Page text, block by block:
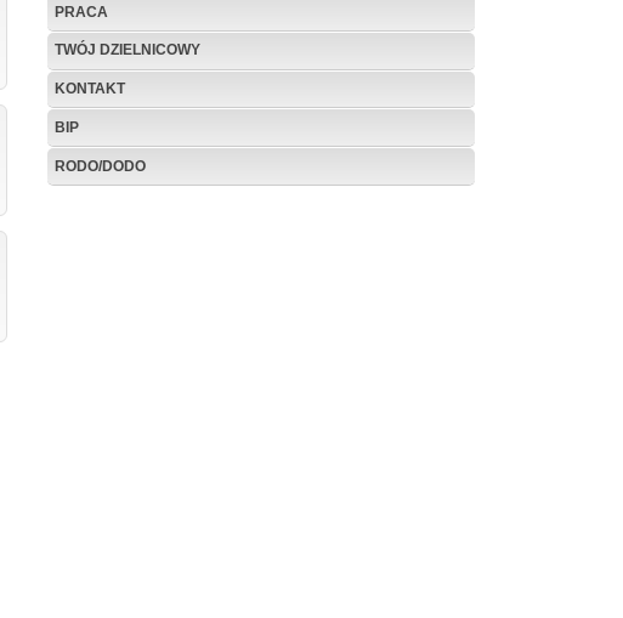
PRACA
TWÓJ DZIELNICOWY
KONTAKT
BIP
RODO/DODO